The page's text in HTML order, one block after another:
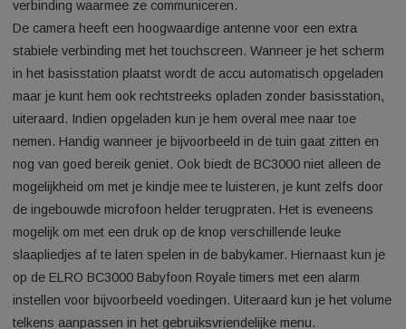
Perfecte verbinding ook in goed geïsoleerde huizen Bij de
ontwikkeling van deze babyfoon is veel aandacht besteed
verbeteren van de maximale afstand tussen het scherm en
camera. Het bereik bedraagt in een open ruimte een afstand
maar liefst 300 meter. Hierdoor ben je verzekerd van een
verbinding en goed bereik. Naast het bereik zijn de beeld- en
geluidskwaliteit van kristalheldere kwaliteit door de stabiele
verbinding waarmee ze communiceren.
De camera heeft een hoogwaardige antenne voor een extra
stabiele verbinding met het touchscreen. Wanneer je het
in het basisstation plaatst wordt de accu automatisch
maar je kunt hem ook rechtstreeks opladen zonder
uiteraard. Indien opgeladen kun je hem overal mee naar toe